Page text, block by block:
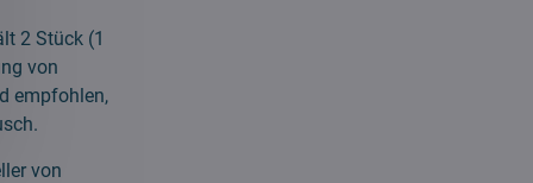
2 Stück (1
von
empfohlen,
von